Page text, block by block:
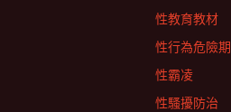
性教育教材
性行為危險期
性霸凌
性騷擾防治